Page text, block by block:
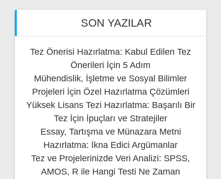
SON YAZILAR
Tez Önerisi Hazırlatma: Kabul Edilen Tez
Önerileri İçin 5 Adım
Mühendislik, İşletme ve Sosyal Bilimler
Projeleri İçin Özel Hazırlatma Çözümleri
Yüksek Lisans Tezi Hazırlatma: Başarılı Bir
Tez İçin İpuçları ve Stratejiler
Essay, Tartışma ve Münazara Metni
Hazırlatma: İkna Edici Argümanlar
Tez ve Projelerinizde Veri Analizi: SPSS,
AMOS, R ile Hangi Testi Ne Zaman